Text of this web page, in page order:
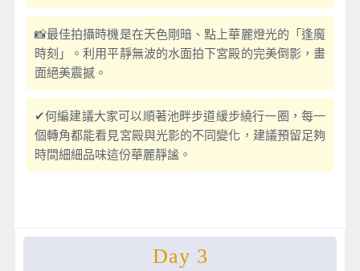
📸最佳拍攝時機是在天色剛暗、點上華麗燈光的「逢魔
時刻」。利用平靜無波的水面拍下宮殿的完美倒影，畫
面絕美震撼。
✔何編建議大家可以順著池畔步道緩步繞行一圈，每一
個轉角都能看見宮殿與光影的不同變化，建議預留足夠
時間細細品味這份華麗靜謐。
Day 3